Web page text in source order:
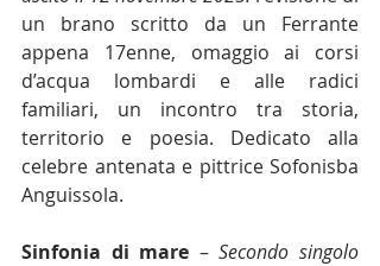
un brano scritto da un Ferrante
appena 17enne, omaggio ai corsi
d’acqua lombardi e alle radici
familiari, un incontro tra storia,
territorio e poesia. Dedicato alla
celebre antenata e pittrice Sofonisba
Anguissola.
Sinfonia di mare – Secondo singolo